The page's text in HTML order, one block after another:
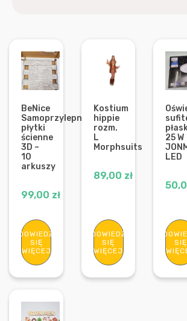
BeNice
Samoprzylepne
płytki
ścienne
3D –
10
arkuszy
99,00 zł
DOWIEDZ
SIĘ
WIĘCEJ
Kostium
hippie
rozm.
L
Morphsuits
89,00 zł
DOWIEDZ
SIĘ
WIĘCEJ
25 W
LED
SIĘ